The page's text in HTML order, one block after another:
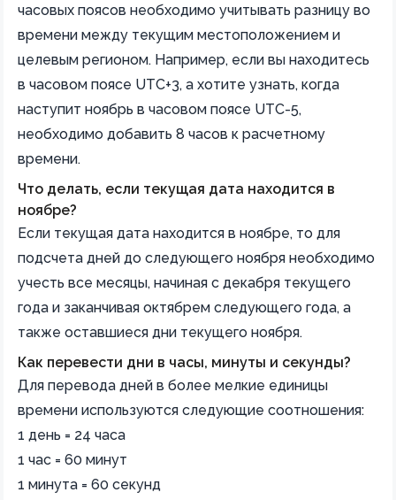
часовых поясов необходимо учитывать разницу во
времени между текущим местоположением и
целевым регионом. Например, если вы находитесь
в часовом поясе UTC+3, а хотите узнать, когда
наступит ноябрь в часовом поясе UTC-5,
необходимо добавить 8 часов к расчетному
времени.
Что делать, если текущая дата находится в
ноябре?
Если текущая дата находится в ноябре, то для
подсчета дней до следующего ноября необходимо
учесть все месяцы, начиная с декабря текущего
года и заканчивая октябрем следующего года, а
также оставшиеся дни текущего ноября.
Как перевести дни в часы, минуты и секунды?
Для перевода дней в более мелкие единицы
времени используются следующие соотношения:
1 день = 24 часа
1 час = 60 минут
1 минута = 60 секунд